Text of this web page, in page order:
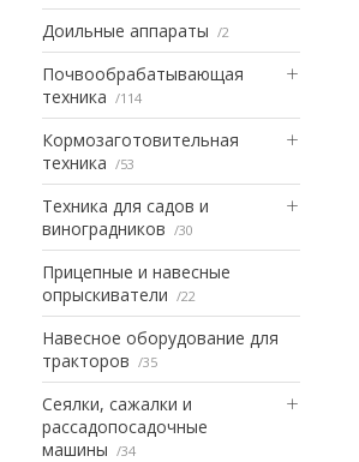
Доильные аппараты 2
Почвообрабатывающая
техника
114
Кормозаготовительная
техника
53
Техника для садов и
виноградников
30
Прицепные и навесные
опрыскиватели
22
Навесное оборудование для
тракторов
35
Сеялки, сажалки и
рассадопосадочные
машины
34